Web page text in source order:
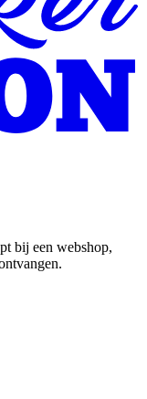
bij een webshop,